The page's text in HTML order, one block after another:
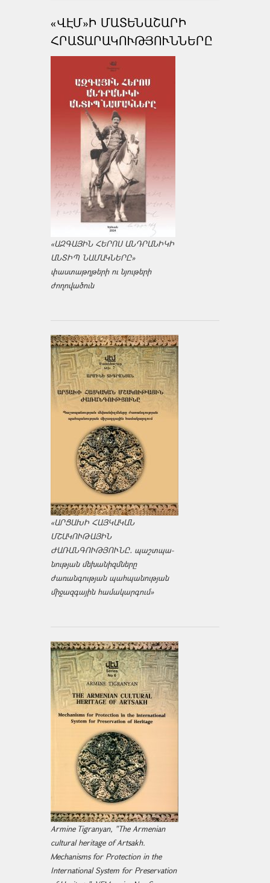
«ՎԷՄ»Ի ՄԱՏԵՆԱՇԱՐԻ
ՀՐԱՏԱՐԱԿՈՒԹՅՈՒՆՆԵՐԸ
«ԱԶԳԱՅԻՆ ՀԵՐՈՍ ԱՆԴՐԱՆԻԿԻ
ԱՆՏԻՊ ՆԱՄԱԿՆԵՐԸ»
փաստաթղթերի ու նյութերի
ժողովածուն
«ԱՐՑԱԽԻ ՀԱՅԿԱԿԱՆ
ՄՇԱԿՈՒԹԱՅԻՆ
ԺԱՌԱՆԳՈՒԹՅՈՒՆԸ․ պաշտպա­
նության մեխանիզմները
ժառանգության պահպանության
միջազ­գային համակարգում»
Armine Tigranyan, "The Armenian
cultural heritage of Artsakh.
Mechanisms for Protection in the
International System for Preservation